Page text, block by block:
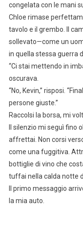
congelata con le mani
Chloe rimase
tavolo e il grembo. Il
sollevato—come un
in quella stessa guerra
“Ci stai mettendo in
oscurava.
“No, Kevin,” risposi.
persone giuste.”
Raccolsi la borsa, mi
Il silenzio mi seguì fino
affrettai. Non corsi
come una fuggitiva.
bottiglie di vino che
tuffai nella calda notte
Il primo messaggio
la mia auto.